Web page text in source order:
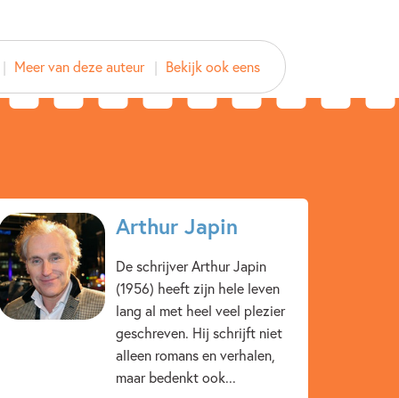
Publishing BV
Dematons
Publishing BV
Arthur Japin
Arthur Japin
Meer van deze auteur Bekijk ook eens
Arthur Japin
De schrijver Arthur Japin
(1956) heeft zijn hele leven
lang al met heel veel plezier
geschreven. Hij schrijft niet
alleen romans en verhalen,
maar bedenkt ook...